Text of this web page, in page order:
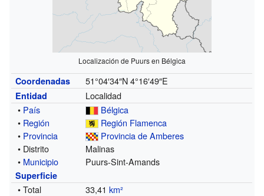
Localización de Puurs en Bélgica
Coordenadas 51°04′34″N 4°16′49″E
Entidad
Localidad
• País
Bélgica
• Región
Región Flamenca
• Provincia
Provincia de Amberes
• Distrito
Malinas
• Municipio Puurs-Sint-Amands
Superficie
• Total 33,41km²